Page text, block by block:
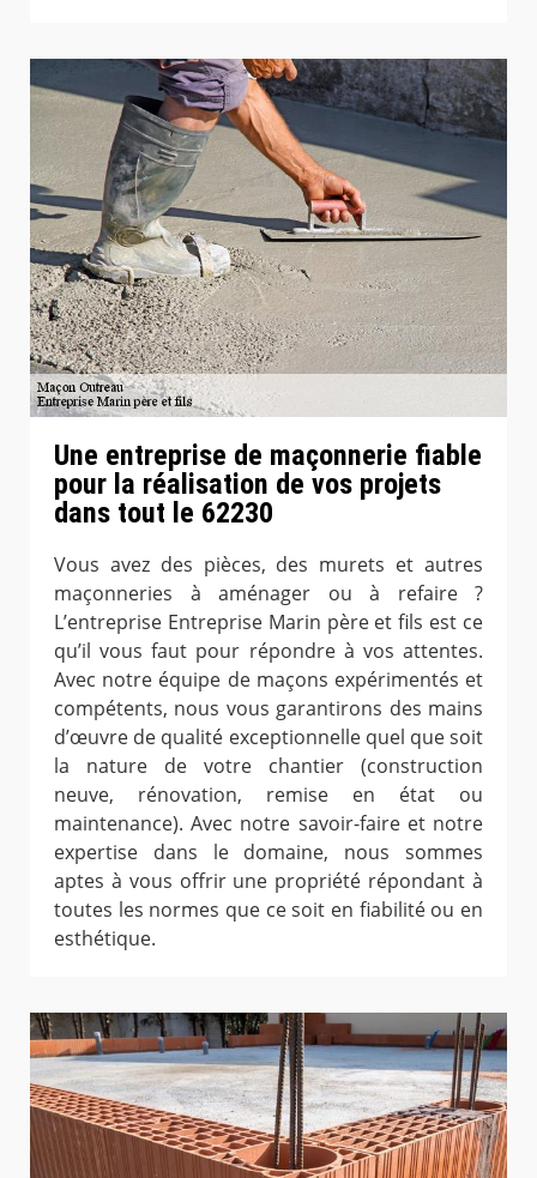
Une entreprise de maçonnerie fiable
pour la réalisation de vos projets
dans tout le 62230
Vous avez des pièces, des murets et autres
maçonneries à aménager ou à refaire ?
L’entreprise Entreprise Marin père et fils est ce
qu’il vous faut pour répondre à vos attentes.
Avec notre équipe de maçons expérimentés et
compétents, nous vous garantirons des mains
d’œuvre de qualité exceptionnelle quel que soit
la nature de votre chantier (construction
neuve, rénovation, remise en état ou
maintenance). Avec notre savoir-faire et notre
expertise dans le domaine, nous sommes
aptes à vous offrir une propriété répondant à
toutes les normes que ce soit en fiabilité ou en
esthétique.